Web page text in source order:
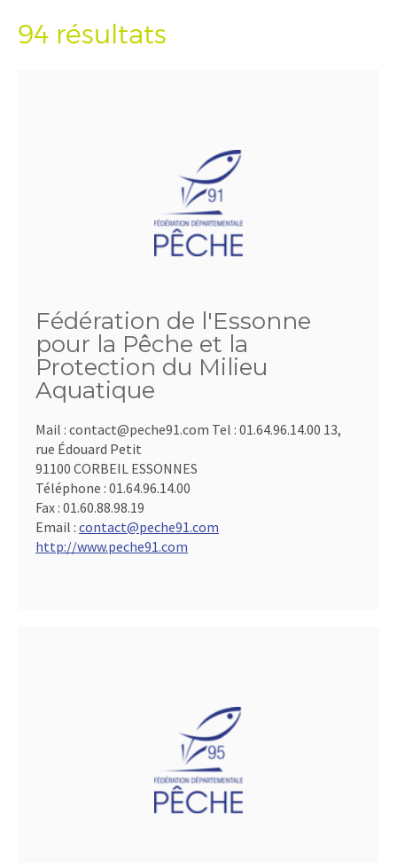
94 résultats
Fédération de l'Essonne
pour la Pêche et la
Protection du Milieu
Aquatique
Mail : contact@peche91.com Tel : 01.64.96.14.00 13,
rue Édouard Petit
91100 CORBEIL ESSONNES
Téléphone : 01.64.96.14.00
Fax : 01.60.88.98.19
Email : contact@peche91.com
http://www.peche91.com